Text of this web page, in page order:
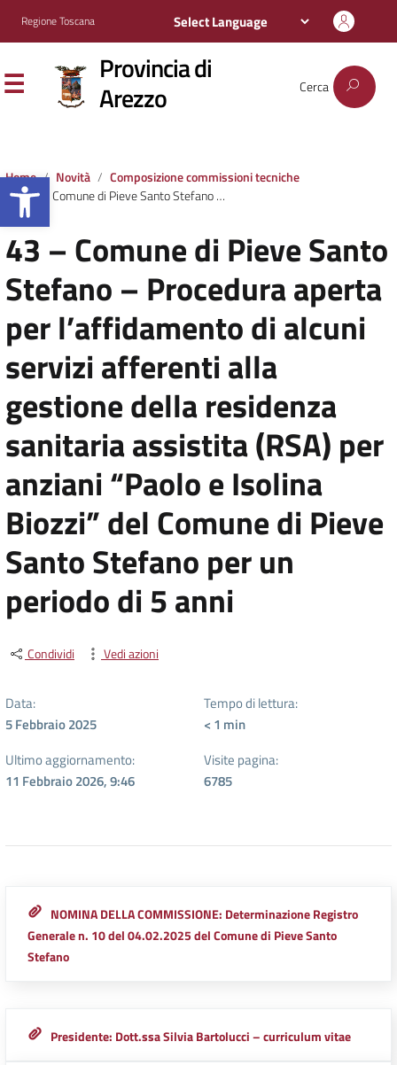
Apri la barra degli strumenti
Regione Toscana
Provincia di
Arezzo Cerca
Home Novità
Composizione commissioni tecniche
43 – Comune di Pieve Santo Stefano – Procedura aperta per l’affidamento di alcuni servizi afferenti alla gestione della residenza sanitaria assistita (RSA) per anziani “Paolo e Isolina Biozzi” del Comune di Pieve Santo Stefano per un periodo di 5 anni
43 – Comune di Pieve Santo
Stefano – Procedura aperta
per l’affidamento di alcuni
servizi afferenti alla
gestione della residenza
sanitaria assistita (RSA) per
anziani “Paolo e Isolina
Biozzi” del Comune di Pieve
Santo Stefano per un
periodo di 5 anni
Condividi Vedi azioni
Data:
5 Febbraio 2025
Tempo di lettura:
< 1 min
Ultimo aggiornamento:
11 Febbraio 2026, 9:46
Visite pagina:
6785
NOMINA DELLA COMMISSIONE: Determinazione Registro
Generale n. 10 del 04.02.2025 del Comune di Pieve Santo
Stefano
Presidente: Dott.ssa Silvia Bartolucci – curriculum vitae